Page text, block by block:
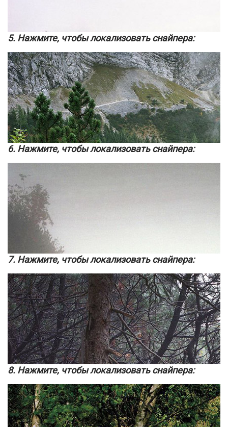
5. Нажмите, чтобы локализовать снайпера:
6. Нажмите, чтобы локализовать снайпера:
7. Нажмите, чтобы локализовать снайпера:
8. Нажмите, чтобы локализовать снайпера: